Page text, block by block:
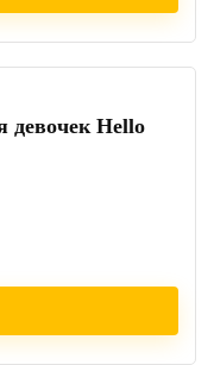
девочек Hello